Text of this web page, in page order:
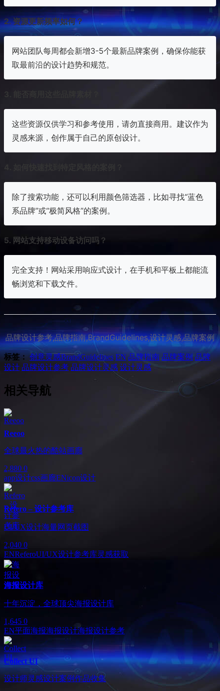
2. 资源更新频率如何？
网站团队每周都会新增3-5个最新品牌案例，确保你能获
取最前沿的设计趋势和规范。
这些资源仅供学习和参考使用，请勿直接商用。建议作为
灵感来源，创作属于自己的原创设计。
除了搜索功能，还可以利用颜色筛选器，比如寻找“蓝色
系品牌”或“极简风格”的案例。
5. 网站支持移动设备访问吗？
完全支持！网站采用响应式设计，在手机和平板上都能流
畅浏览和下载文件。
品牌设计参考,品牌指南,BrandGuidelines,设计灵感,品牌案例
标签： 创意灵感BrandGuidelines EN 品牌指南 品牌案例 品牌
设计 品牌设计参考 品牌设计灵感 设计灵感
相关导航
Reeoo
全球最火热的酷站画廊
2,880 0
app设计css画廊ENicon设计
Refero – 设计参考库
UI/UX设计海量网页截图
2,040 0
ENReferoUI/UX设计参考库灵感获取
海报设计库
十年沉淀，全球顶尖海报设计库
1,645 0
EN平面海报海报设计海报设计参考
Collect UI
设计师灵感设计案例作品收集